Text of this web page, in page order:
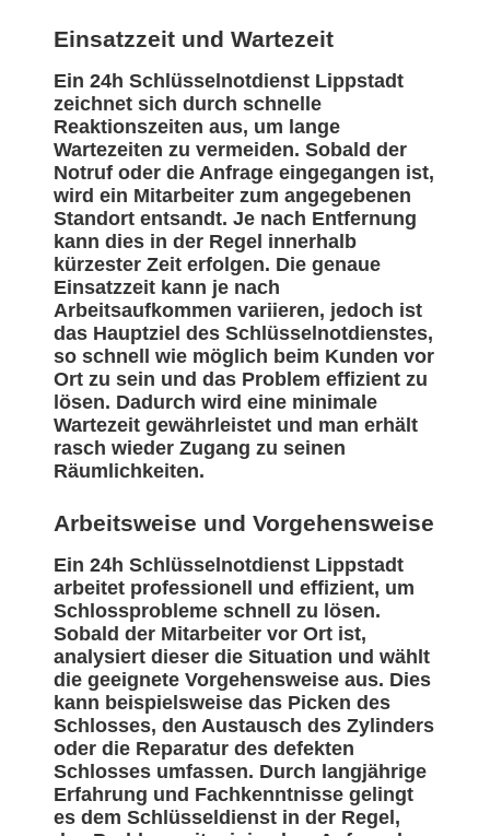
Einsatzzeit und Wartezeit
Ein 24h Schlüsselnotdienst Lippstadt
zeichnet sich durch schnelle
Reaktionszeiten aus, um lange
Wartezeiten zu vermeiden. Sobald der
Notruf oder die Anfrage eingegangen ist,
wird ein Mitarbeiter zum angegebenen
Standort entsandt. Je nach Entfernung
kann dies in der Regel innerhalb
kürzester Zeit erfolgen. Die genaue
Einsatzzeit kann je nach
Arbeitsaufkommen variieren, jedoch ist
das Hauptziel des Schlüsselnotdienstes,
so schnell wie möglich beim Kunden vor
Ort zu sein und das Problem effizient zu
lösen. Dadurch wird eine minimale
Wartezeit gewährleistet und man erhält
rasch wieder Zugang zu seinen
Räumlichkeiten.
Arbeitsweise und Vorgehensweise
Ein 24h Schlüsselnotdienst Lippstadt
arbeitet professionell und effizient, um
Schlossprobleme schnell zu lösen.
Sobald der Mitarbeiter vor Ort ist,
analysiert dieser die Situation und wählt
die geeignete Vorgehensweise aus. Dies
kann beispielsweise das Picken des
Schlosses, den Austausch des Zylinders
oder die Reparatur des defekten
Schlosses umfassen. Durch langjährige
Erfahrung und Fachkenntnisse gelingt
es dem Schlüsseldienst in der Regel,